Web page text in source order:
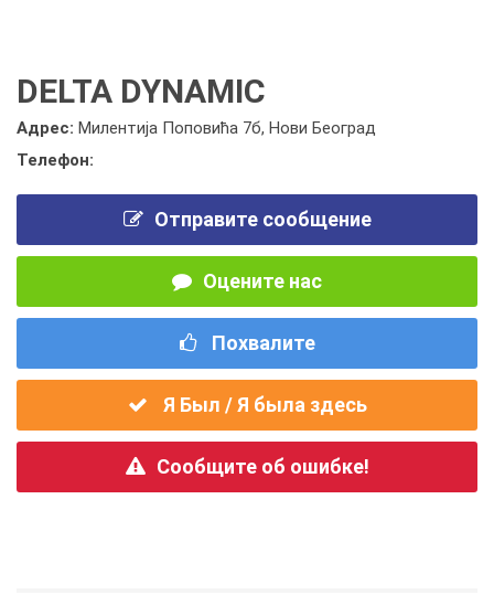
DELTA DYNAMIC
Адрес: Милентија Поповића 7б, Нови Београд
Телефон:
Отправите сообщение
Оцените нас
Похвалите
Я Был / Я была здесь
Сообщите об ошибке!